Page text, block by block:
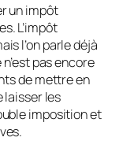
un impôt
L’impôt
l’on parle déjà
pas encore
de mettre en
les
imposition et